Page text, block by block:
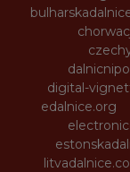
digital-
edalnice.org